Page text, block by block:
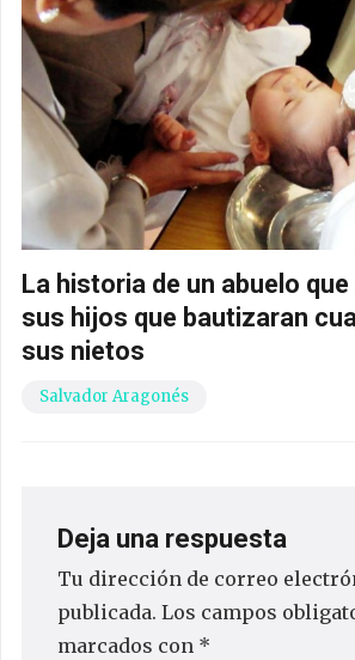
La historia de un abuelo
sus hijos que bautizaran
sus nietos
Salvador Aragonés
Deja una respuesta
Tu dirección de correo
publicada. Los campos
marcados con *